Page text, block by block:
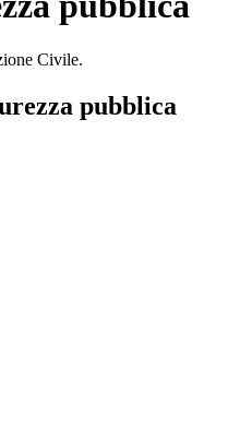
Civile.
pubblica